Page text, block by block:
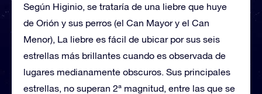
Según Higinio, se trataría de una liebre que huye
de Orión y sus perros (el Can Mayor y el Can
Menor), La liebre es fácil de ubicar por sus seis
estrellas más brillantes cuando es observada de
lugares medianamente obscuros. Sus principales
estrellas, no superan 2ª magnitud, entre las que se